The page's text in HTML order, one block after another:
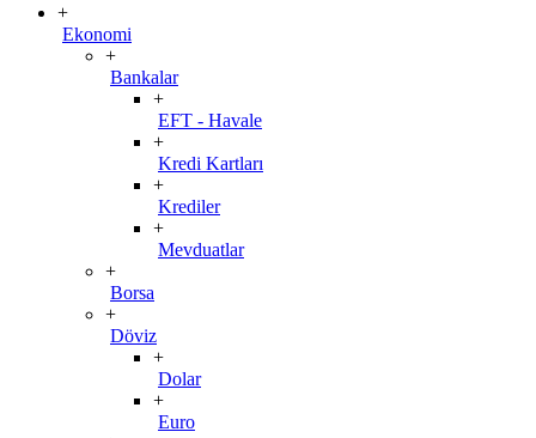
+
Ekonomi
+
Bankalar
+
EFT - Havale
+
Kredi Kartları
+
Krediler
+
Mevduatlar
+
Borsa
+
Döviz
+
Dolar
+
Euro